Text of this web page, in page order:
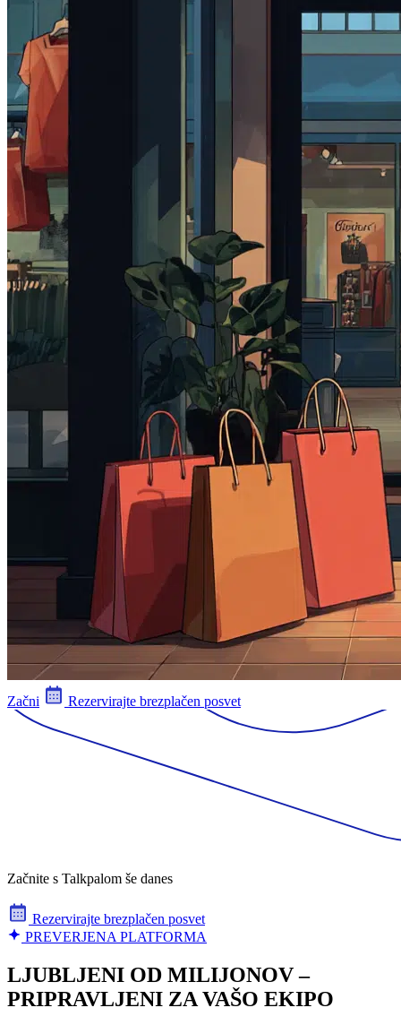
Začni Rezervirajte brezplačen posvet
Začnite s Talkpalom še danes
Rezervirajte brezplačen posvet
PREVERJENA PLATFORMA
LJUBLJENI OD MILIJONOV –
PRIPRAVLJENI ZA VAŠO EKIPO